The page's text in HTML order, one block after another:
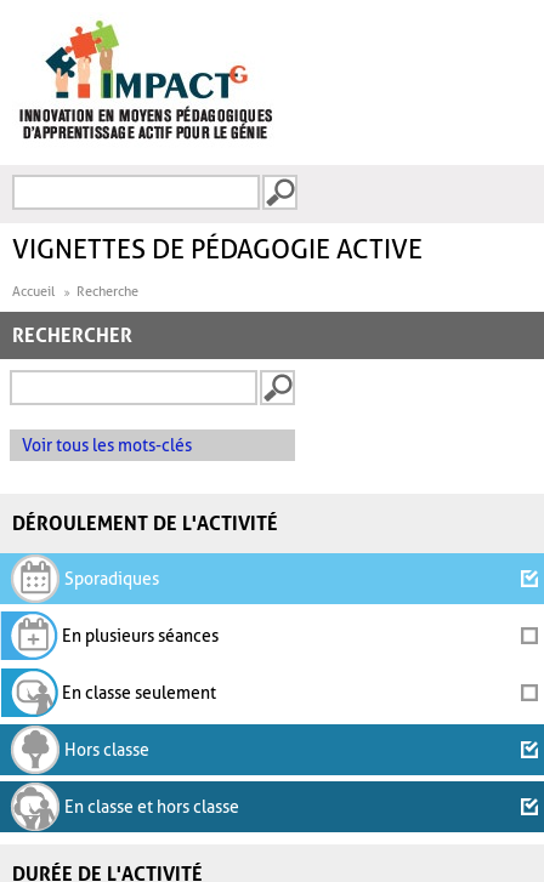
FORMULAIRE DE
VIGNETTES DE PÉDAGOGIE ACTIVE
Accueil Recherche
RECHERCHER
Voir tous les mots-clés
DÉROULEMENT DE L'ACTIVITÉ
Sporadiques
En plusieurs séances
En classe seulement
Hors classe
En classe et hors classe
DURÉE DE L'ACTIVITÉ